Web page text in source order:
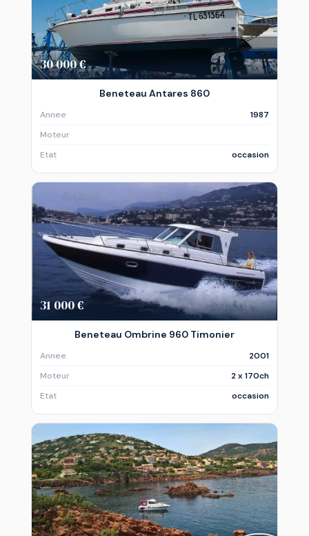
30 000 €
Beneteau Antares 860
Annee
1987
Moteur
Etat
occasion
31 000 €
Beneteau Ombrine 960 Timonier
Annee
2001
Moteur
2 x 170ch
Etat
occasion